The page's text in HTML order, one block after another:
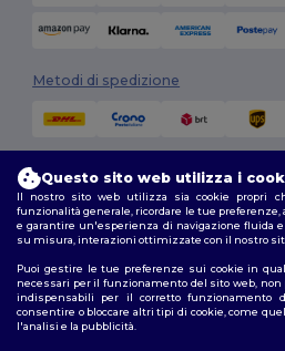
Metodi di spedizione
2026. Tutti i diritti riservati
Seguici
Questo sito web utilizza i
Il nostro sito web utilizza sia cookie propri
funzionalità generale, ricordare le tue
e garantire un'esperienza di navigazione fluida
su misura, interazioni ottimizzate con il nostro
Puoi gestire le tue preferenze sui cookie in
necessari per il funzionamento del sito web,
indispensabili per il corretto funzionamento
consentire o bloccare altri tipi di cookie, come
l'analisi e la pubblicità.